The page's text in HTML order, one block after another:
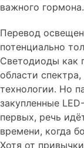
важного гормона.
Перевод
потенциально
Светодиоды как
области
технологии. Но
закупленные
первых, речь
времени, когда
Хотя от